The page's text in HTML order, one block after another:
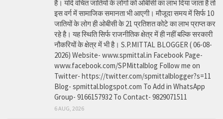
है। यदि वंचित जातियों के लोगों को ओबीसी का लाभ दिया जाता है तो
इस वर्ग में सामाजिक समानता भी आएगी। मौजूदा समय में सिर्फ 10
जातियों के लोग ही ओबीसी के 21 प्रतिशत कोटे का लाभ प्राप्त कर
रहे है। यह स्थिति सिर्फ राजनीतिक क्षेत्र में ही नहीं बल्कि सरकारी
नौकरियों के क्षेत्र में भी है। S.P.MITTAL BLOGGER ( 06-08-
2026) Website- www.spmittal.in Facebook Page-
www.facebook.com/SPMittalblog Follow me on
Twitter- https://twitter.com/spmittalblogger?s=11
Blog- spmittal.blogspot.com To Add in WhatsApp
Group- 9166157932 To Contact- 9829071511
6 AUG, 2026